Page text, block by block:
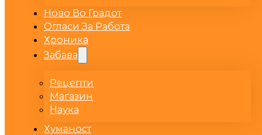
Ново Во Градот
Огласи За Работа
Хроника
Забава
Рецепти
Магазин
Наука
Хуманост